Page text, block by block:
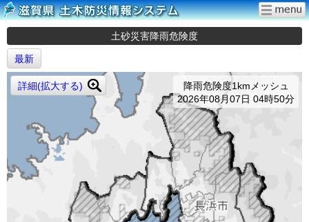
土砂災害降雨危険度
最新
詳細(拡大する)
降雨危険度1kmメッシュ
2026年08月07日 04時50分